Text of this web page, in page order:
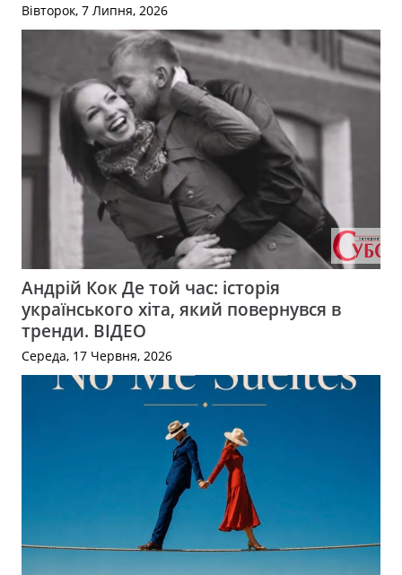
Вівторок, 7 Липня, 2026
Андрій Кок Де той час: історія
українського хіта, який повернувся в
тренди. ВІДЕО
Середа, 17 Червня, 2026